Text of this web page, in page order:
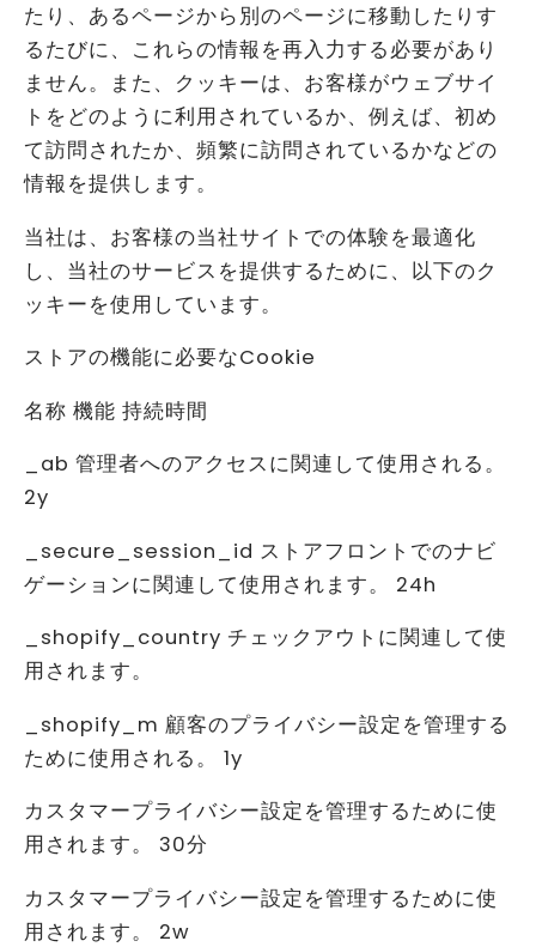
たり、あるページから別のページに移動したりす
るたびに、これらの情報を再入力する必要があり
ません。また、クッキーは、お客様がウェブサイ
トをどのように利用されているか、例えば、初め
て訪問されたか、頻繁に訪問されているかなどの
情報を提供します。
当社は、お客様の当社サイトでの体験を最適化
し、当社のサービスを提供するために、以下のク
ッキーを使用しています。
ストアの機能に必要なCookie
名称 機能 持続時間
_ab 管理者へのアクセスに関連して使用される。
2y
_secure_session_id ストアフロントでのナビ
ゲーションに関連して使用されます。 24h
_shopify_country チェックアウトに関連して使
用されます。
_shopify_m 顧客のプライバシー設定を管理する
ために使用される。 1y
カスタマープライバシー設定を管理するために使
用されます。 30分
カスタマープライバシー設定を管理するために使
用されます。 2w